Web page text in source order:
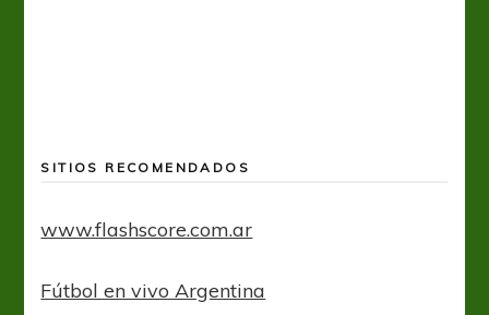
SITIOS RECOMENDADOS
www.flashscore.com.ar
Fútbol en vivo Argentina